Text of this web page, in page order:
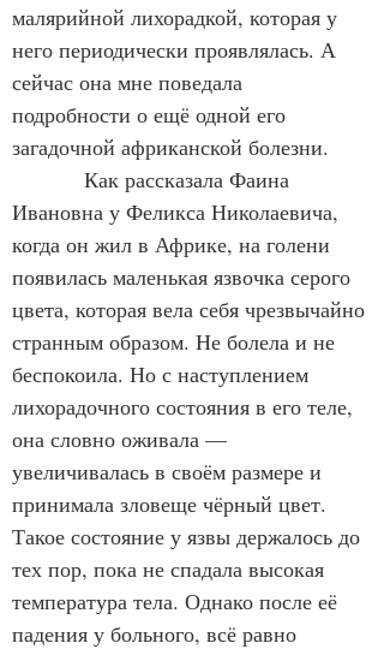
малярийной лихорадкой, которая у
него периодически проявлялась. А
сейчас она мне поведала
подробности о ещё одной его
загадочной африканской болезни.
Ивановна у Феликса Николаевича,
когда он жил в Африке, на голени
появилась маленькая язвочка серого
цвета, которая вела себя чрезвычайно
странным образом. Не болела и не
беспокоила. Но с наступлением
лихорадочного состояния в его теле,
она словно оживала —
увеличивалась в своём размере и
принимала зловеще чёрный цвет.
Такое состояние у язвы держалось до
тех пор, пока не спадала высокая
температура тела. Однако после её
падения у больного, всё равно